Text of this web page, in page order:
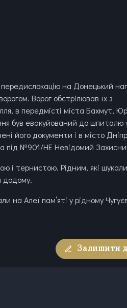
передислокацію на Донецький
Ворог обстрілював їх з
в передмісті міста Бахмут,
був евакуйований до шпиталю
його документи і в місто
під №901/НЕ Невідомий
і тернистою. Рідним, які
додому.
на Алеї пам’яті у рідному
Залишити